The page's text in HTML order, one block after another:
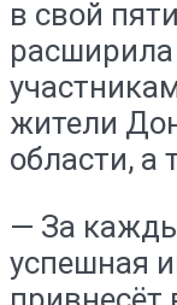
в свой
расширила
жители
области,
— За
успешная